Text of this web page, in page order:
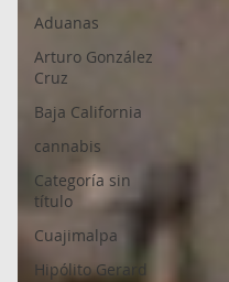
Aduanas
Arturo González
Cruz
Baja California
cannabis
Categoría sin
título
Cuajimalpa
Hipólito Gerard